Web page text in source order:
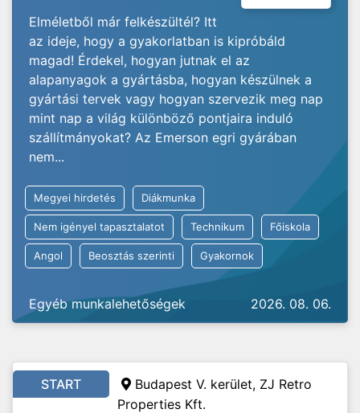
Elméletből már felkészültél? Itt
az ideje, hogy a gyakorlatban is kipróbáld
magad! Érdekel, hogyan jutnak el az
alapanyagok a gyártásba, hogyan készülnek a
gyártási tervek vagy hogyan szervezik meg nap
mint nap a világ különböző pontjaira induló
szállítmányokat? Az Emerson egri gyárában
nem...
Megyei hirdetés Diákmunka
Nem igényel tapasztalatot Technikum Főiskola
Angol Beosztás szerinti Gyakornok
Egyéb munkalehetőségek 2026. 08. 06.
START
Budapest V. kerület, ZJ Retro
Properties Kft.